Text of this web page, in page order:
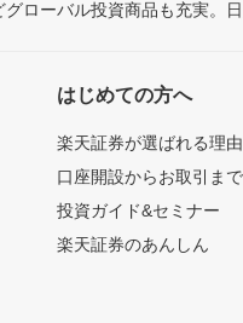
ローバル投資商品も充実。
はじめての方へ
楽天証券が選ばれる理由
口座開設からお取引ま
投資ガイド&セミナー
楽天証券のあんしん